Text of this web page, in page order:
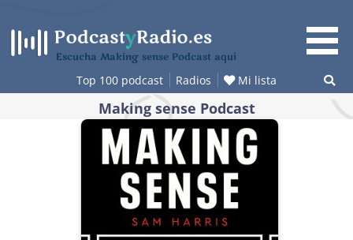
contenido
Escucha Making sense Podcast aquí
Top 100 podcast Radios Mi lista
Making sense Podcast